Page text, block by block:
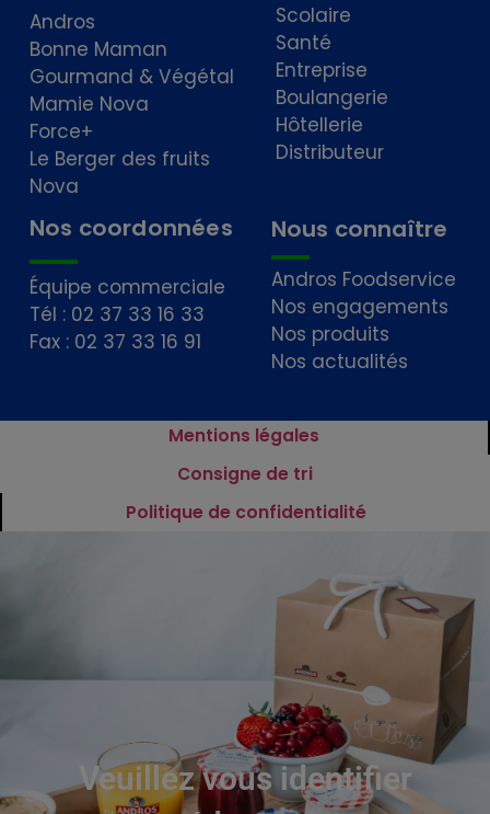
Andros
Bonne Maman
Gourmand & Végétal
Mamie Nova
Force+
Le Berger des fruits
Nova
Scolaire
Santé
Entreprise
Boulangerie
Hôtellerie
Distributeur
Nos coordonnées
Équipe commerciale
Tél : 02 37 33 16 33
Fax : 02 37 33 16 91
Nous connaître
Andros Foodservice
Nos engagements
Nos produits
Nos actualités
Mentions légales
Consigne de tri
Politique de confidentialité
Veuillez vous identifier